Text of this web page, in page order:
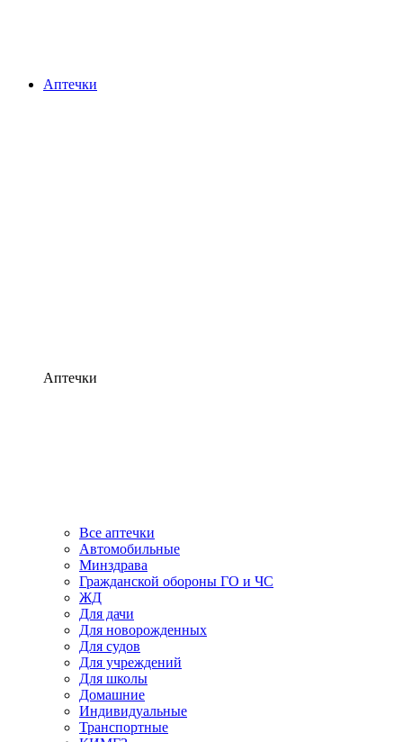
Аптечки
Аптечки
Все аптечки
Автомобильные
Минздрава
Гражданской обороны ГО и ЧС
ЖД
Для дачи
Для новорожденных
Для судов
Для учреждений
Для школы
Домашние
Индивидуальные
Транспортные